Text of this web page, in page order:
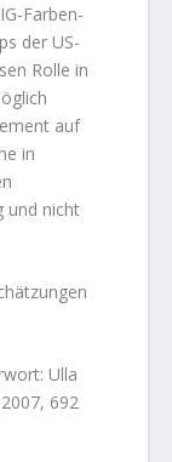
Farben-
der US-
Rolle in
auf
in
und nicht
Ulla
692